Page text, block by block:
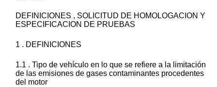
DEFINICIONES , SOLICITUD DE HOMOLOGACION Y
ESPECIFICACION DE PRUEBAS
1 . DEFINICIONES
1.1 . Tipo de vehículo en lo que se refiere a la limitación
de las emisiones de gases contaminantes procedentes
del motor